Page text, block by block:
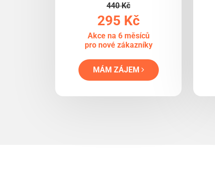
440 Kč
295 Kč
Akce na 6 měsíců
pro nové zákazníky
MÁM ZÁJEM